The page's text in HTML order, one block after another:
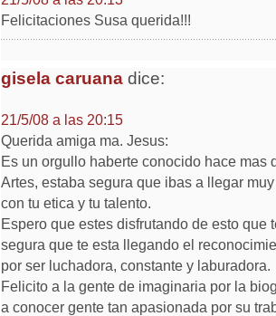
Felicitaciones Susa querida!!!
gisela caruanadice:
21/5/08 a las 20:15
Querida amiga ma. Jesus:
Es un orgullo haberte conocido hace mas
Artes, estaba segura que ibas a llegar
con tu etica y tu talento.
Espero que estes disfrutando de esto que
segura que te esta llegando el
por ser luchadora, constante y laburadora.
Felicito a la gente de imaginaria por la
a conocer gente tan apasionada por su